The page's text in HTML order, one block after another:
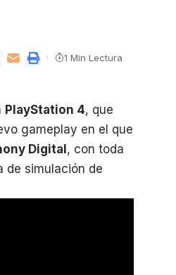
1 Min Lectura
PlayStation 4, que
gameplay en el que
Digital , con toda
de simulación de